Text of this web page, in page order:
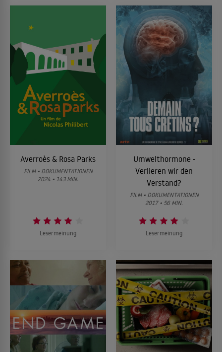
Averroès & Rosa Parks
FILM • DOKUMENTATIONEN
2024 • 143 MIN.
Lesermeinung
Umwelthormone -
Verlieren wir den
Verstand?
FILM • DOKUMENTATIONEN
2017 • 56 MIN.
Lesermeinung